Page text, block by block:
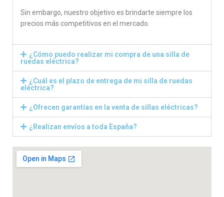
Sin embargo, nuestro objetivo es brindarte siempre los
precios más competitivos en el mercado.
¿Cómo puedo realizar mi compra de una silla de
ruedas eléctrica?
¿Cuál es el plazo de entrega de mi silla de ruedas
eléctrica?
¿Ofrecen garantías en la venta de sillas eléctricas?
¿Realizan envíos a toda España?